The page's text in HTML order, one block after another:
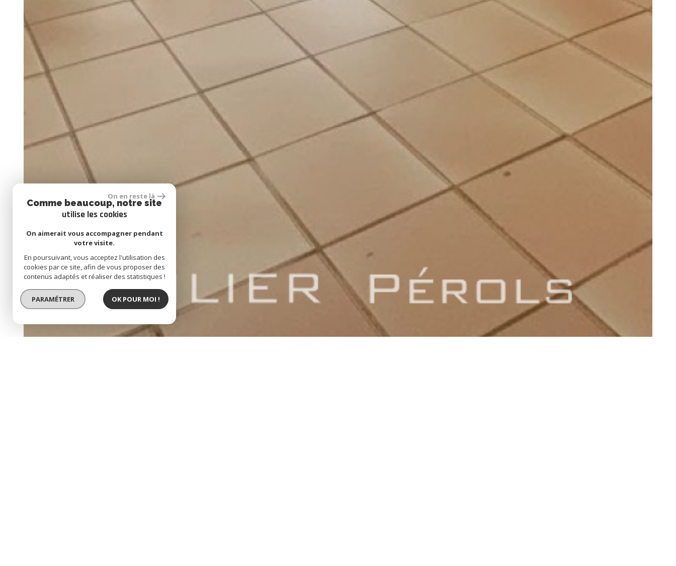
On en reste là
Comme beaucoup, notre site
utilise les cookies
On aimerait vous accompagner pendant
votre visite.
En poursuivant, vous acceptez l'utilisation des
cookies par ce site, afin de vous proposer des
contenus adaptés et réaliser des statistiques !
PARAMÉTRER OK POUR MOI !